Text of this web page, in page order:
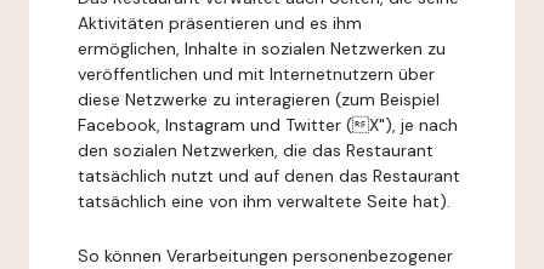
Aktivitäten präsentieren und es ihm
ermöglichen, Inhalte in sozialen Netzwerken zu
veröffentlichen und mit Internetnutzern über
diese Netzwerke zu interagieren (zum Beispiel
Facebook, Instagram und Twitter (X"), je nach
den sozialen Netzwerken, die das Restaurant
tatsächlich nutzt und auf denen das Restaurant
tatsächlich eine von ihm verwaltete Seite hat).
So können Verarbeitungen personenbezogener